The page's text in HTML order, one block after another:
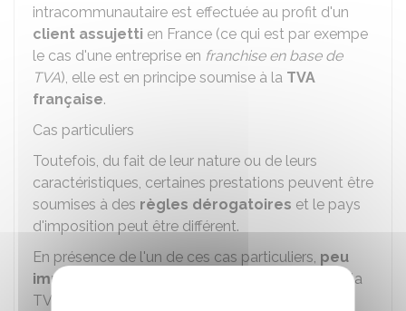
intracommunautaire est effectuée au profit d'un
client assujetti en France (ce qui est par exempe
le cas d'une entreprise en franchise en base de
TVA), elle est en principe soumise à la TVA
française.
Cas particuliers
Toutefois, du fait de leur nature ou de leurs
caractéristiques, certaines prestations peuvent être
soumises à des règles dérogatoires et le pays
d'imposition peut être différent.
En présence de l'un de ces cas particuliers, peu
importe que le client soit assujetti ou non
, la
TVA peut alors être due :